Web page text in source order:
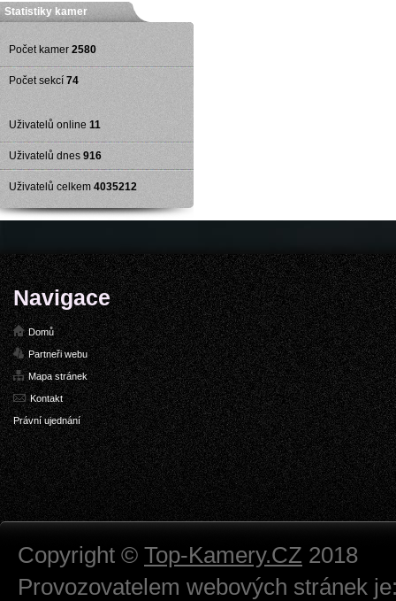
Statistiky kamer
Počet kamer 2580
Počet sekcí 74
Uživatelů online 11
Uživatelů dnes 916
Uživatelů celkem 4035212
Navigace
Domů
Partneři webu
Mapa stránek
Kontakt
Právní ujednání
Copyright © Top-Kamery.CZ 2018
Provozovatelem webových stránek